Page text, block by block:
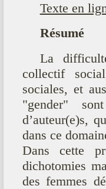
Texte en
Résumé
La
collectif
sociales, et
"gender"
d’auteur(e)s,
dans ce
Dans cette
dichotomies
des femmes